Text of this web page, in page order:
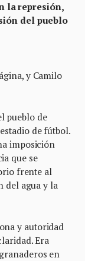
la represión,
del pueblo
y Camilo
pueblo de
de fútbol.
imposición
que se
frente al
del agua y la
y autoridad
Era
en